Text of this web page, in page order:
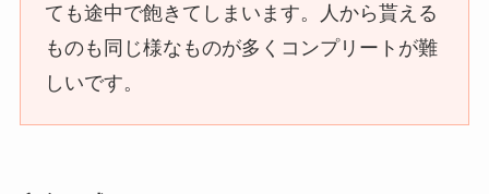
ても途中で飽きてしまいます。人から貰える
ものも同じ様なものが多くコンプリートが難
しいです。